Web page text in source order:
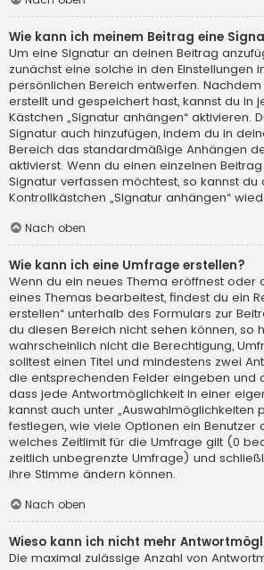
Wie kann ich meinem Beitrag eine
Um eine Signatur an deinen Beitrag
zunächst eine solche in den Einstellungen
persönlichen Bereich entwerfen.
erstellt und gespeichert hast, kannst du in
Kästchen „Signatur anhängen“ aktivieren.
Signatur auch hinzufügen, indem du in
Bereich das standardmäßige Anhängen
aktivierst. Wenn du einen einzelnen
Signatur verfassen möchtest, so kannst
Kontrollkästchen „Signatur anhängen“
Nach oben
Wie kann ich eine Umfrage erstellen?
Wenn du ein neues Thema eröffnest oder
eines Themas bearbeitest, findest du ein
erstellen“ unterhalb des Formulars zur
du diesen Bereich nicht sehen können, so
wahrscheinlich nicht die Berechtigung,
solltest einen Titel und mindestens zwei
die entsprechenden Felder eingeben und
dass jede Antwortmöglichkeit in einer
kannst auch unter „Auswahlmöglichkeiten
festlegen, wie viele Optionen ein Benutzer
welches Zeitlimit für die Umfrage gilt (0
zeitlich unbegrenzte Umfrage) und
ihre Stimme ändern können.
Nach oben
Wieso kann ich nicht mehr
Die maximal zulässige Anzahl von